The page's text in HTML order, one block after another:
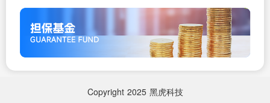
Copyright 2025 黑虎科技